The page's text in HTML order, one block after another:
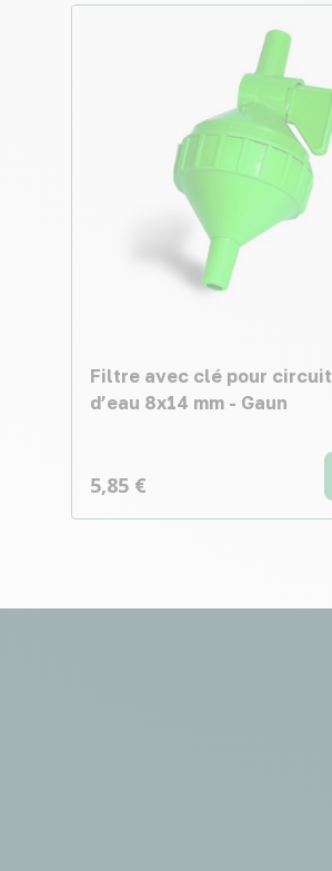
Filtre avec clé pour circuit
d’eau 8x14 mm - Gaun
5,85 €